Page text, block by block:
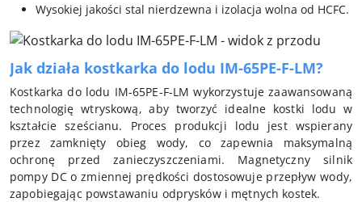
Wysokiej jakości stal nierdzewna i izolacja wolna od HCFC.
Jak działa kostkarka do lodu IM-65PE-F-LM?
Kostkarka do lodu IM-65PE-F-LM wykorzystuje zaawansowaną
technologię wtryskową, aby tworzyć idealne kostki lodu w
kształcie sześcianu. Proces produkcji lodu jest wspierany
przez zamknięty obieg wody, co zapewnia maksymalną
ochronę przed zanieczyszczeniami. Magnetyczny silnik
pompy DC o zmiennej prędkości dostosowuje przepływ wody,
zapobiegając powstawaniu odprysków i mętnych kostek.